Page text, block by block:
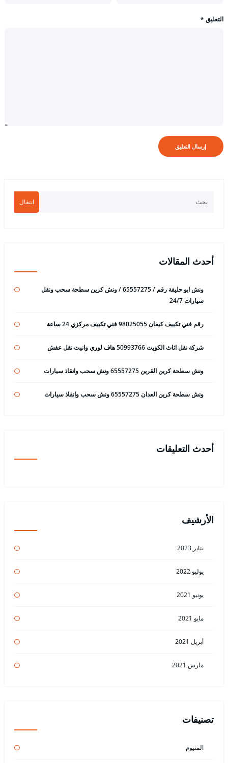
التعليق *
انتقال
أحدث المقالات
ونش ابو حليفة رقم / 65557275 / ونش كرين سطحة سحب ونقل
سيارات 24/7
رقم فني تكييف كيفان 98025055 فني تكييف مركزي 24 ساعة
شركة نقل اثاث الكويت 50993766 هاف لوري وانيت نقل عفش
ونش سطحة كرين القرين 65557275 ونش سحب وانقاذ سيارات
ونش سطحة كرين العدان 65557275 ونش سحب وانقاذ سيارات
أحدث التعليقات
الأرشيف
يناير 2023
يوليو 2022
يونيو 2021
مايو 2021
أبريل 2021
مارس 2021
تصنيفات
المنيوم